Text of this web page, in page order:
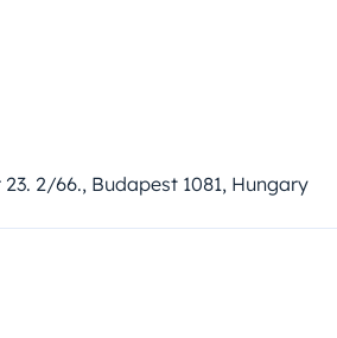
2/66., Budapest 1081, Hungary